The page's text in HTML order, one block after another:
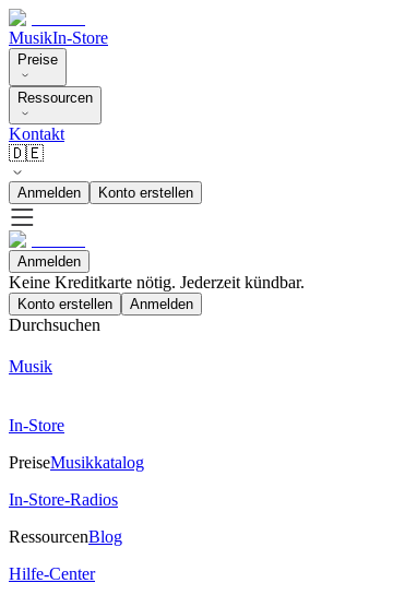
MusikIn-Store
Preise
Ressourcen
Kontakt
🇩🇪
Anmelden Konto erstellen
Anmelden
Keine Kreditkarte nötig. Jederzeit kündbar.
Konto erstellen Anmelden
Durchsuchen
Musik
In-Store
PreiseMusikkatalog
In-Store-Radios
RessourcenBlog
Hilfe-Center